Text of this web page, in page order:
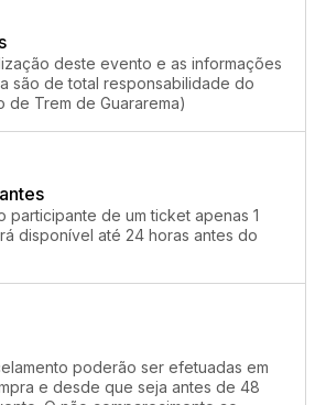
deste evento e as informações
são de total responsabilidade do
de Trem de Guararema)
participante de um ticket apenas 1
disponível até 24 horas antes do
poderão ser efetuadas em
e desde que seja antes de 48